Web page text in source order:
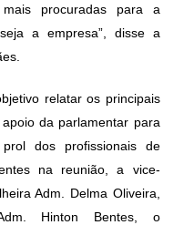
procuradas para a
a empresa”, disse a
relatar os principais
da parlamentar para
dos profissionais de
na reunião, a vice-
Adm. Delma Oliveira,
Hinton Bentes, o